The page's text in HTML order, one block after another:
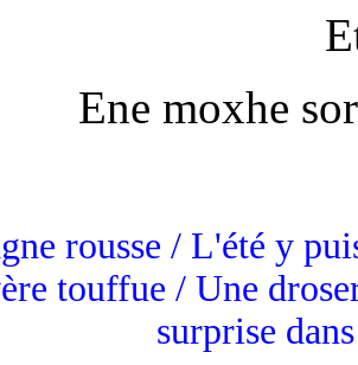
Ene moxhe
rousse / L'été y
touffue / Une
surprise